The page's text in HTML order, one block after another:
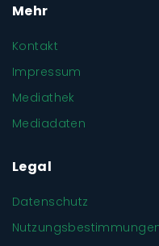
Mehr
Kontakt
Impressum
Mediathek
Mediadaten
Legal
Datenschutz